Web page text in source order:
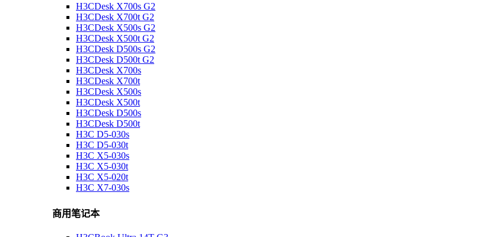
H3CDesk X700s G2
H3CDesk X700t G2
H3CDesk X500s G2
H3CDesk X500t G2
H3CDesk D500s G2
H3CDesk D500t G2
H3CDesk X700s
H3CDesk X700t
H3CDesk X500s
H3CDesk X500t
H3CDesk D500s
H3CDesk D500t
H3C D5-030s
H3C D5-030t
H3C X5-030s
H3C X5-030t
H3C X5-020t
H3C X7-030s
商用笔记本